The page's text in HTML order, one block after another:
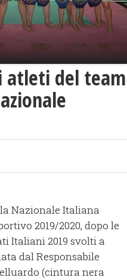
atleti del team
Nazionale Italiana
2019/2020, dopo le
Italiani 2019 svolti a
dal Responsabile
(cintura nera